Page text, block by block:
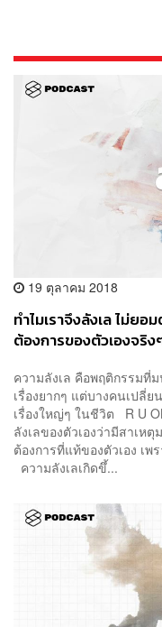
19 ตุลาคม 2018
ทำไมเราจึงลังเล ไม่ยอ
ต้องการของตัวเองจริง
ความลังเล คือพฤติกรรมที่
เรื่องยากๆ แต่บางคนเปลี่ย
เรื่องใหญ่ๆ ในชีวิต R U
ลังเลของตัวเองว่ามีสาเห
ต้องการที่แท้ของตัวเอง เพ
ความลังเลเกิดขึ้...